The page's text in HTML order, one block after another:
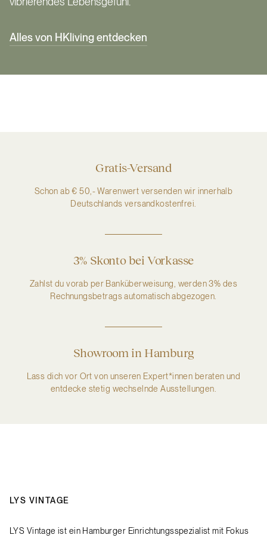
Alles von HKliving entdecken
Gratis-Versand
Schon ab € 50,- Warenwert versenden wir innerhalb
Deutschlands versandkostenfrei.
3% Skonto bei Vorkasse
Zahlst du vorab per Banküberweisung, werden 3% des
Rechnungsbetrags automatisch abgezogen.
Showroom in Hamburg
Lass dich vor Ort von unseren Expert*innen beraten und
entdecke stetig wechselnde Ausstellungen.
LYS VINTAGE
LYS Vintage ist ein Hamburger Einrichtungsspezialist mit Fokus